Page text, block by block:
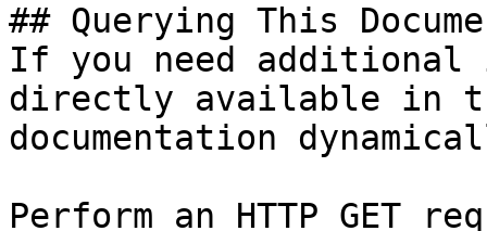
## Querying This
If you need
directly available in
documentation
Perform an HTTP GET